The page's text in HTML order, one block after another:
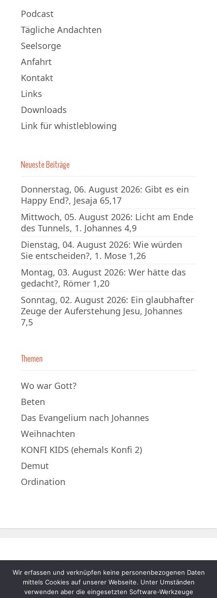
Podcast
Tägliche Andachten
Seelsorge
Anfahrt
Kontakt
Links
Downloads
Link für whistleblowing
Neueste Beiträge
Donnerstag, 06. August 2026: Gibt es ein
Happy End?, Jesaja 65,17
Mittwoch, 05. August 2026: Licht am Ende
des Tunnels, 1. Johannes 4,9
Dienstag, 04. August 2026: Wie würden
Sie entscheiden?, 1. Mose 1,26
Montag, 03. August 2026: Wer hätte das
gedacht?, Römer 1,20
Sonntag, 02. August 2026: Ein glaubhafter
Zeuge der Auferstehung Jesu, Johannes
7,5
Themen
Wo war Gott?
Beten
Das Evangelium nach Johannes
Weihnachten
KONFI KIDS (ehemals Konfi 2)
Demut
Ordination
© 2022 – Evangelische Muttergemeinde
A.B. Neukematen |Impressum|
Wir erfassen und verknüpfen keine personenbezogenen Daten
mittels Cookies auf unserer Webseite. Unter Umständen
verwenden aber die eingesetzten Software-Werkzeuge